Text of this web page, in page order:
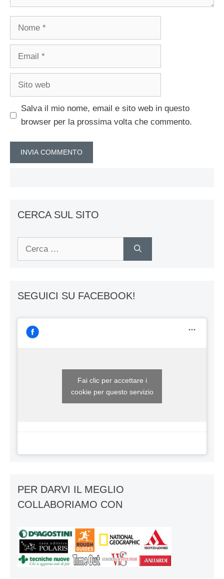
Nome
Email
Sito
Salva il mio nome, email e sito web in questo
browser per la prossima volta che commento.
CERCA SUL SITO
SEGUICI SU FACEBOOK!
Fai clic per accettare i
cookie per questo servizio
PER DARVI IL MEGLIO
COLLABORIAMO CON